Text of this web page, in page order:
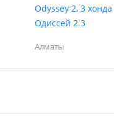
Odyssey 2, 3 хонда
Одиссей 2.3
Алматы